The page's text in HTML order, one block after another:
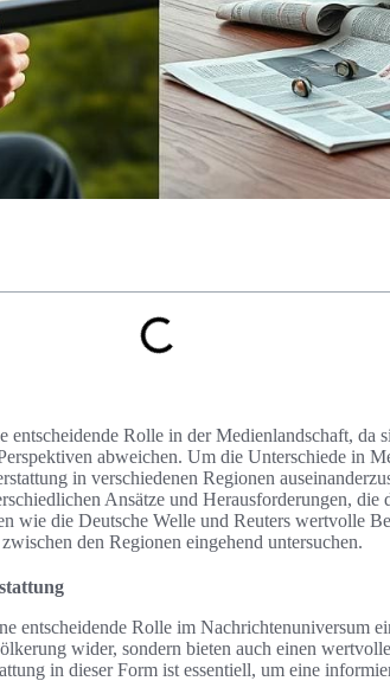
entscheidende Rolle in der Medienlandschaft,
abweichen. Um die Unterschiede in
in verschiedenen Regionen
Ansätze und Herausforderungen, die
wie die Deutsche Welle und Reuters wertvolle
den Regionen eingehend untersuchen.
entscheidende Rolle im Nachrichtenuniversum
wider, sondern bieten auch einen
in dieser Form ist essentiell, um eine